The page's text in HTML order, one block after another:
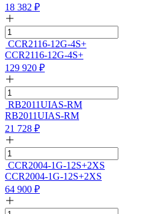
18 382 ₽
CCR2116-12G-4S+
CCR2116-12G-4S+
129 920 ₽
RB2011UIAS-RM
RB2011UIAS-RM
21 728 ₽
CCR2004-1G-12S+2XS
CCR2004-1G-12S+2XS
64 900 ₽